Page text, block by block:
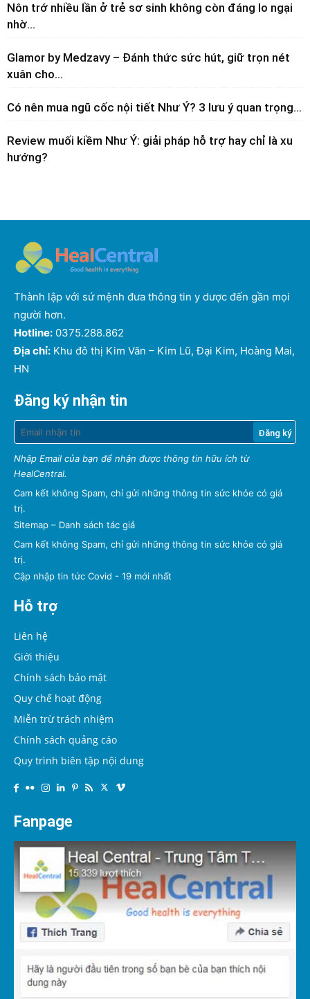
Nôn trớ nhiều lần ở trẻ sơ sinh không còn đáng lo ngại
nhờ...
Glamor by Medzavy – Đánh thức sức hút, giữ trọn nét
xuân cho...
Có nên mua ngũ cốc nội tiết Như Ý? 3 lưu ý quan trọng...
Review muối kiềm Như Ý: giải pháp hỗ trợ hay chỉ là xu
hướng?
Thành lập với sứ mệnh đưa thông tin y dược đến gần mọi
người hơn.
Hotline: 0375.288.862
Địa chỉ: Khu đô thị Kim Văn – Kim Lũ, Đại Kim, Hoàng Mai,
HN
Đăng ký nhận tin
Nhập Email của bạn để nhận được thông tin hữu ích từ
HealCentral.
Cam kết không Spam, chỉ gửi những thông tin sức khỏe có giá
trị.
Sitemap – Danh sách tác giả
Cam kết không Spam, chỉ gửi những thông tin sức khỏe có giá
trị.
Cập nhập tin tức Covid - 19 mới nhất
Hỗ trợ
Liên hệ
Giới thiệu
Chính sách bảo mật
Quy chế hoạt động
Miễn trừ trách nhiệm
Chính sách quảng cáo
Quy trình biên tập nội dung
Fanpage